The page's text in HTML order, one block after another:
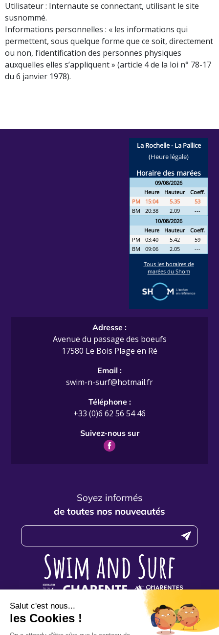
Utilisateur : Internaute se connectant, utilisant le site
susnommé.
Informations personnelles : « les informations qui
permettent, sous quelque forme que ce soit, directement
ou non, l’identification des personnes physiques
auxquelles elles s’appliquent » (article 4 de la loi n° 78-17
du 6 janvier 1978).
Adresse :
Avenue du passage des boeufs
17580 Le Bois Plage en Ré
Email :
swim-n-surf@hotmail.fr
Téléphone :
+33 (0)6 62 56 54 46
Suivez-nous sur
Soyez informés
de toutes nos nouveautés
N’hésitez pas à nous contacter